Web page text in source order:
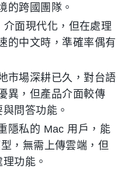
的跨國團隊。
介面現代化，但在處理
的中文時，準確率偶有
市場深耕已久，對台語
異，但產品介面較傳
問答功能。
隱私的 Mac 用戶，能
，無需上傳雲端，但
功能。